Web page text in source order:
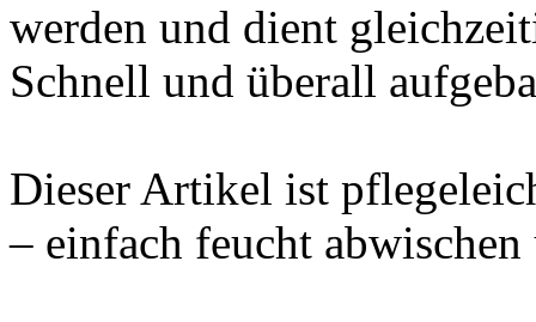
werden und dient
Schnell und überall
Dieser Artikel ist
– einfach feucht abwischen